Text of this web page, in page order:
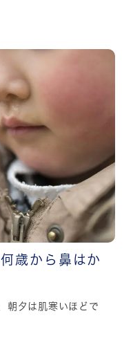
歳から鼻はか
朝夕は肌寒いほどで